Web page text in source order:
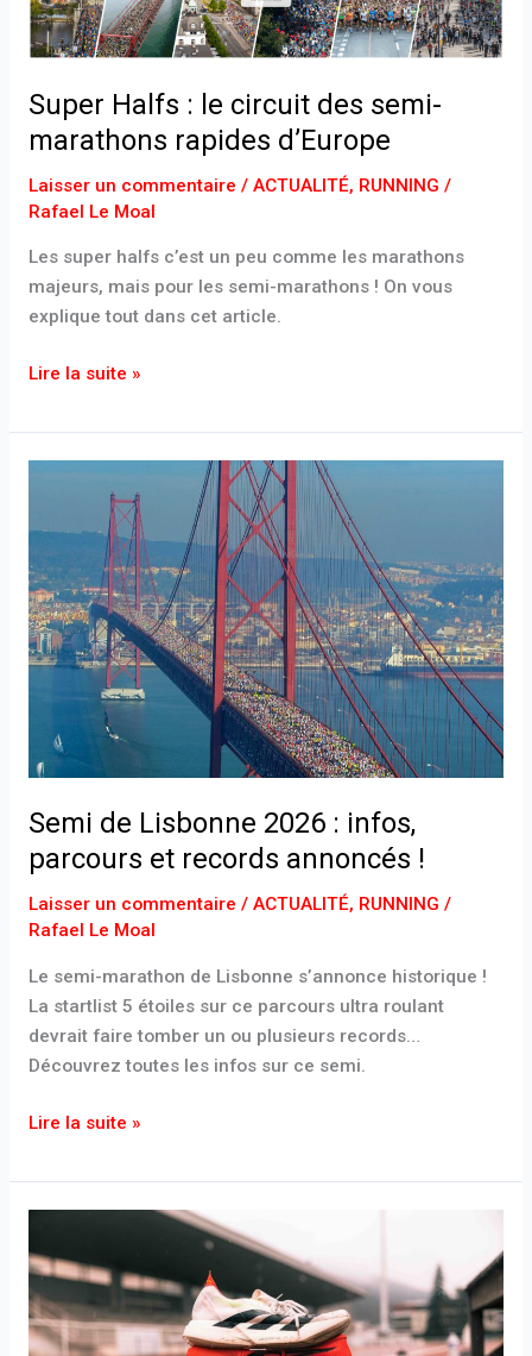
Super Halfs : le circuit des semi-
marathons rapides d’Europe
Laisser un commentaire / ACTUALITÉ, RUNNING /
Rafael Le Moal
Les super halfs c’est un peu comme les marathons
majeurs, mais pour les semi-marathons ! On vous
explique tout dans cet article.
le
circuit
des
semi-
marathons
rapides
d’Europe
Lire la suite »
Semi de Lisbonne 2026 : infos,
parcours et records annoncés !
Laisser un commentaire / ACTUALITÉ, RUNNING /
Rafael Le Moal
Le semi-marathon de Lisbonne s’annonce historique !
La startlist 5 étoiles sur ce parcours ultra roulant
devrait faire tomber un ou plusieurs records…
Découvrez toutes les infos sur ce semi.
Lisbonne
2026
:
infos,
parcours
annoncés
Lire la suite »
paire
de
chaussures
de